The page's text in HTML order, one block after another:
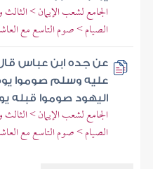
الجامع لشعب الإيمان >
الصيام > صوم التاسع مع
عن جده ابن عباس
عليه وسلم صوموا
اليهود صوموا قبله
الجامع لشعب الإيمان >
الصيام > صوم التاسع مع